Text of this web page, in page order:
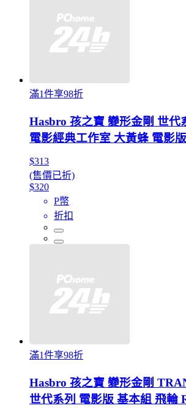
滿1件享98折
Hasbro 孩之寶 變形金剛 世代
電影經典工作室 大黃蜂 電影
$313
(售價已折)
$320
P幣
折扣
滿1件享98折
Hasbro 孩之寶 變形金剛
世代系列 電影版 基本組 飛輪